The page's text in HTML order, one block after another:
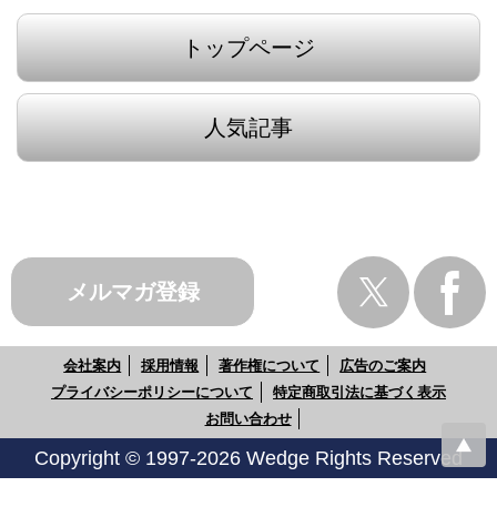
トップページ
人気記事
メルマガ登録
会社案内 採用情報 著作権について
広告のご案内
プライバシーポリシーについて
特定商取引法に基づく表示
お問い合わせ
Copyright © 1997-2026 Wedge Rights Reserved